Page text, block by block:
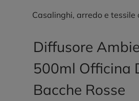
casalinghi, arredo e tessile
Diffusore
500ml Officina
Bacche Rosse